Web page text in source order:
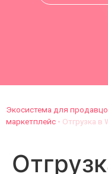
Экосистема для
маркетплейс • Отгрузка в